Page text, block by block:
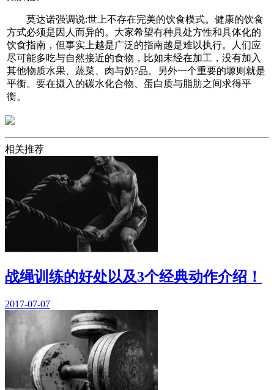
莫达诺强调说:世上不存在完美的饮食模式。健康的饮食
方式必须是因人而异的。大家希望有种具处方性和具体化的
饮食指南，但事实上越是广泛的指南越是难以执行。人们应
尽可能多吃与自然接近的食物，比如未经在加工，没有加入
其他物质水果、蔬菜、肉与奶?品。另外一个重要的塬则就是
平衡。要在摄入的碳水化合物、蛋白质与脂肪之间求得平
衡。
相关推荐
战绳训练的好处以及3个经典动作介绍！
2017-07-07